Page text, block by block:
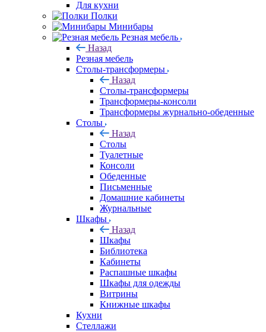
Для кухни
Полки
Минибары
Резная мебель
Назад
Резная мебель
Столы-трансформеры
Назад
Столы-трансформеры
Трансформеры-консоли
Трансформеры журнально-обеденные
Столы
Назад
Столы
Туалетные
Консоли
Обеденные
Письменные
Домашние кабинеты
Журнальные
Шкафы
Назад
Шкафы
Библиотека
Кабинеты
Распашные шкафы
Шкафы для одежды
Витрины
Книжные шкафы
Кухни
Стеллажи